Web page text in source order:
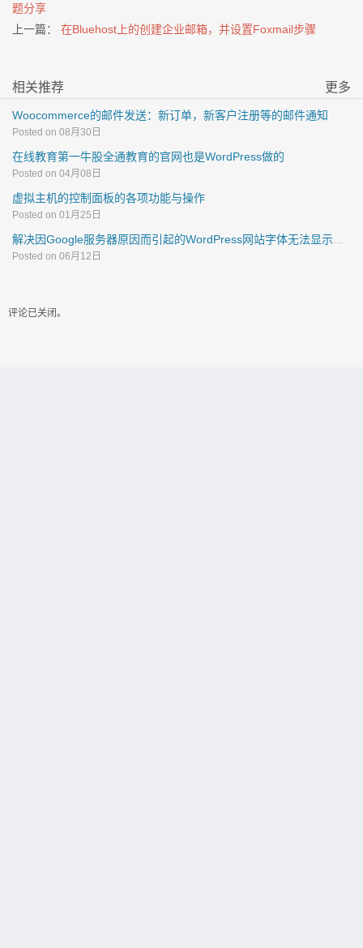
题分享
上一篇： 在Bluehost上的创建企业邮箱，并设置Foxmail步骤
相关推荐 更多
Woocommerce的邮件发送：新订单，新客户注册等的邮件通知
Posted on 08月30日
在线教育第一牛股全通教育的官网也是WordPress做的
Posted on 04月08日
虚拟主机的控制面板的各项功能与操作
Posted on 01月25日
Posted on 06月12日
评论已关闭。